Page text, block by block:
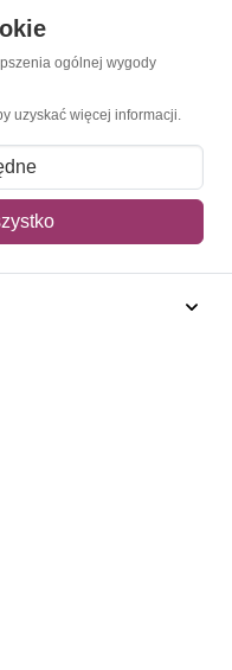
ogólnej wygody
uzyskać więcej informacji.